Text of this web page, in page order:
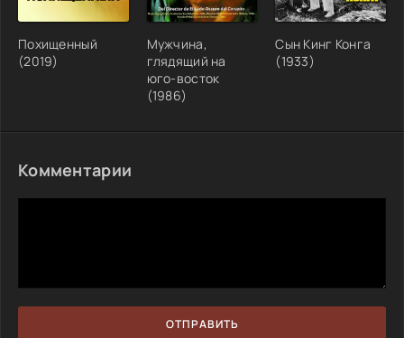
Похищенный
(2019)
Мужчина,
глядящий на
юго-восток
(1986)
Сын Кинг Конга
(1933)
Комментарии
ОТПРАВИТЬ